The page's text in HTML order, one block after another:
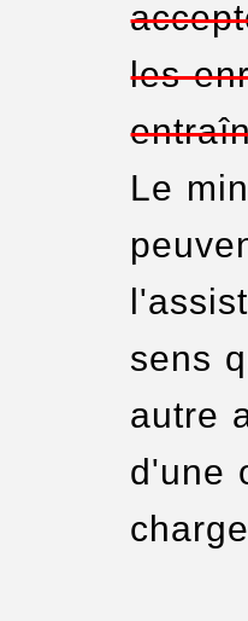
les
Le
sens
autre
d'une